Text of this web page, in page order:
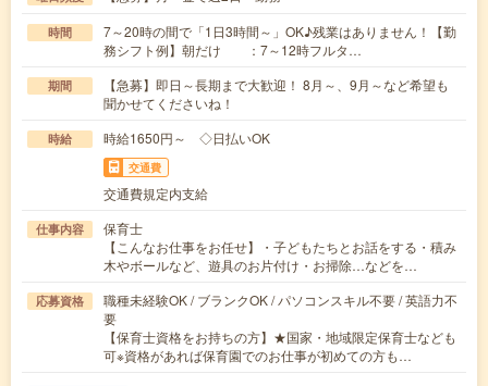
時間
7～20時の間で「1日3時間～」OK♪残業はありません！【勤
務シフト例】朝だけ ：7～12時フルタ…
期間
【急募】即日～長期まで大歓迎！ 8月～、9月～など希望も
聞かせてくださいね！
時給 時給1650円～ ◇日払いOK
交通費
交通費規定内支給
仕事内容
保育士
【こんなお仕事をお任せ】・子どもたちとお話をする・積み
木やボールなど、遊具のお片付け・お掃除…などを…
応募資格
職種未経験OK / ブランクOK / パソコンスキル不要 / 英語力不
要
【保育士資格をお持ちの方】★国家・地域限定保育士なども
可※資格があれば保育園でのお仕事が初めての方も…